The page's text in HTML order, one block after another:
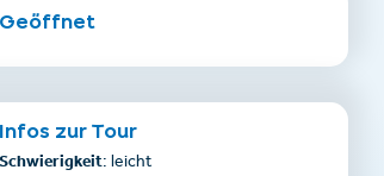
Geöffnet
Infos zur Tour
Schwierigkeit: leicht